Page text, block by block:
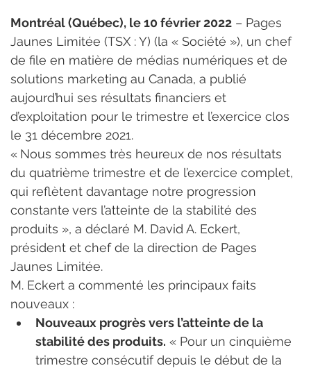
Montréal (Québec), le 10 février 2022 – Pages
Jaunes Limitée (TSX : Y) (la « Société »), un chef
de file en matière de médias numériques et de
solutions marketing au Canada, a publié
aujourd’hui ses résultats financiers et
d’exploitation pour le trimestre et l’exercice clos
le 31 décembre 2021.
« Nous sommes très heureux de nos résultats
du quatrième trimestre et de l’exercice complet,
qui reflètent davantage notre progression
constante vers l’atteinte de la stabilité des
produits », a déclaré M. David A. Eckert,
président et chef de la direction de Pages
Jaunes Limitée.
M. Eckert a commenté les principaux faits
nouveaux :
Nouveaux progrès vers l’atteinte de la
stabilité des produits. « Pour un cinquième
trimestre consécutif depuis le début de la